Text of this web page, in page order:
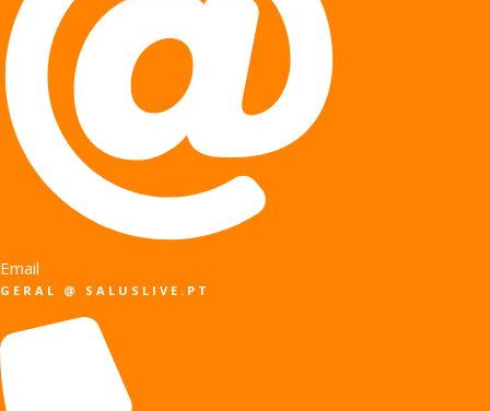
Email
GERAL @ SALUSLIVE.PT